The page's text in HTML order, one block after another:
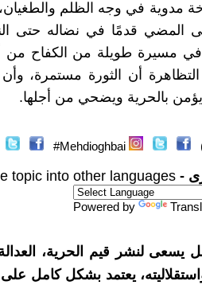
مدوية في وجه الظلم
المضي قدمًا في نضاله حتى
مسيرة طويلة من الكفاح من
أن الثورة مستمرة،
بالحرية ويضحي من أجلها.
Mehdioghbai#
-
topic into other languages
Powered by
لنشر قيم الحرية، العدالة
يعتمد بشكل كامل